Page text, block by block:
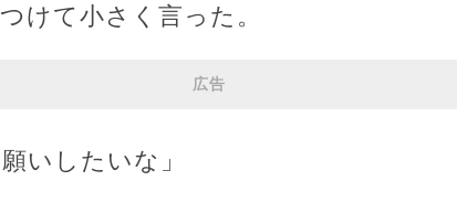
けて小さく言った。
広告
いしたいな」